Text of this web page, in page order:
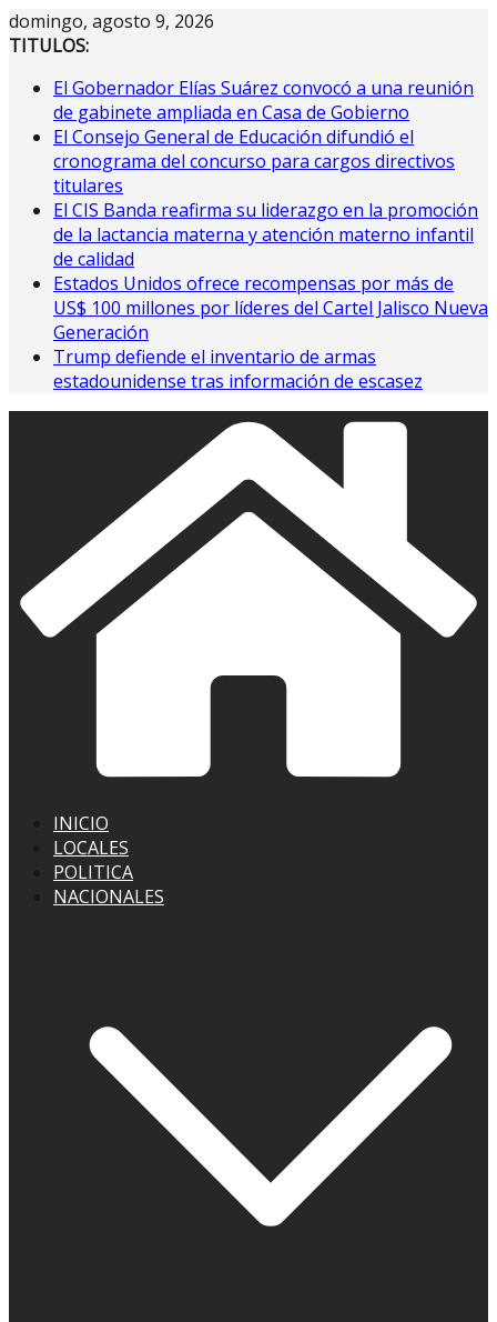
Saltar
al
domingo, agosto 9, 2026
TITULOS:
El Gobernador Elías Suárez convocó a una reunión
de gabinete ampliada en Casa de Gobierno
El Consejo General de Educación difundió el
cronograma del concurso para cargos directivos
titulares
El CIS Banda reafirma su liderazgo en la promoción
de la lactancia materna y atención materno infantil
de calidad
Estados Unidos ofrece recompensas por más de
US$ 100 millones por líderes del Cartel Jalisco Nueva
Generación
Trump defiende el inventario de armas
estadounidense tras información de escasez
INICIO
LOCALES
POLITICA
NACIONALES